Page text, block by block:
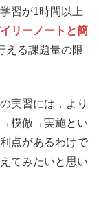
習が1時間以上
リーノートと簡
える課題量の限
実習には，より
→模倣→実施とい
点があるわけで
てみたいと思い